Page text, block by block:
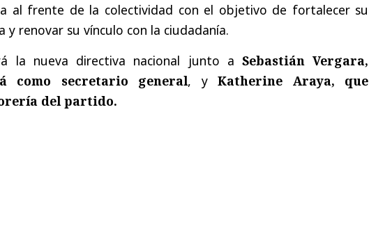
al frente de la colectividad con el objetivo de fortalecer su
y renovar su vínculo con la ciudadanía.
la nueva directiva nacional junto aSebastián Vergara,
como secretario general, yKatherine Araya, que
del partido.